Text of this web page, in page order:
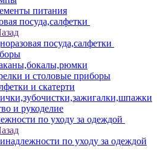
питания
посуда,салфетки
посуда,салфетки
и столовые приборы
и скатерти
и рукоделие
по уходу за одеждой
по уходу за одеждой